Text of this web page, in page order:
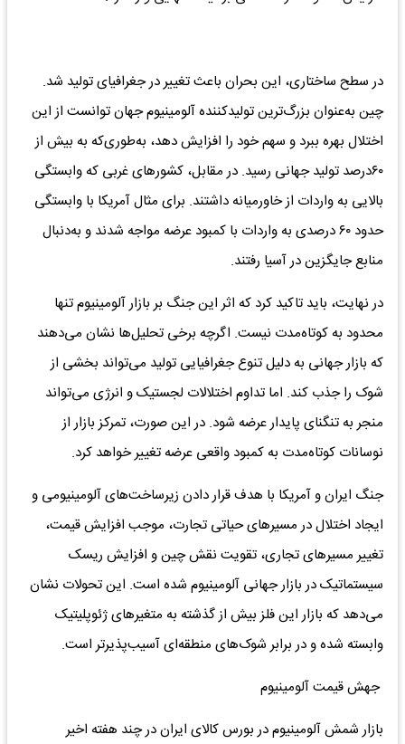
در سطح ساختاری، این بحران باعث تغییر در جغرافیای تولید شد.
چین به‌عنوان بزرگ‌ترین تولیدکننده آلومینیوم جهان توانست از این
اختلال بهره ببرد و سهم خود را افزایش دهد، به‌طوری‌که به بیش از
۶۰درصد تولید جهانی رسید. در مقابل، کشورهای غربی که وابستگی
بالایی به واردات از خاورمیانه داشتند. برای مثال آمریکا با وابستگی
حدود ۶۰ درصدی به واردات با کمبود عرضه مواجه شدند و به‌دنبال
منابع جایگزین در آسیا رفتند.
در نهایت، باید تاکید کرد که اثر این جنگ بر بازار آلومینیوم تنها
محدود به کوتاه‌مدت نیست. اگرچه برخی تحلیل‌ها نشان می‌دهند
که بازار جهانی به دلیل تنوع جغرافیایی تولید می‌تواند بخشی از
شوک را جذب کند. اما تداوم اختلالات لجستیک و انرژی می‌تواند
منجر به تنگنای پایدار عرضه شود. در این صورت، تمرکز بازار از
نوسانات کوتاه‌مدت به کمبود واقعی عرضه تغییر خواهد کرد.
جنگ ایران و آمریکا با هدف قرار دادن زیرساخت‌های آلومینیومی و
ایجاد اختلال در مسیرهای حیاتی تجارت، موجب افزایش قیمت،
تغییر مسیرهای تجاری، تقویت نقش چین و افزایش ریسک
سیستماتیک در بازار جهانی آلومینیوم شده است. این تحولات نشان
می‌دهد که بازار این فلز بیش از گذشته به متغیرهای ژئوپلیتیک
وابسته شده و در برابر شوک‌های منطقه‌ای آسیب‌پذیرتر است.
جهش قیمت آلومینیوم
بازار شمش آلومینیوم در بورس کالای ایران در چند هفته اخیر